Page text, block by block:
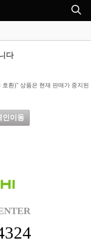
다
환)" 상품은 현재 판매가 중지된
인이동